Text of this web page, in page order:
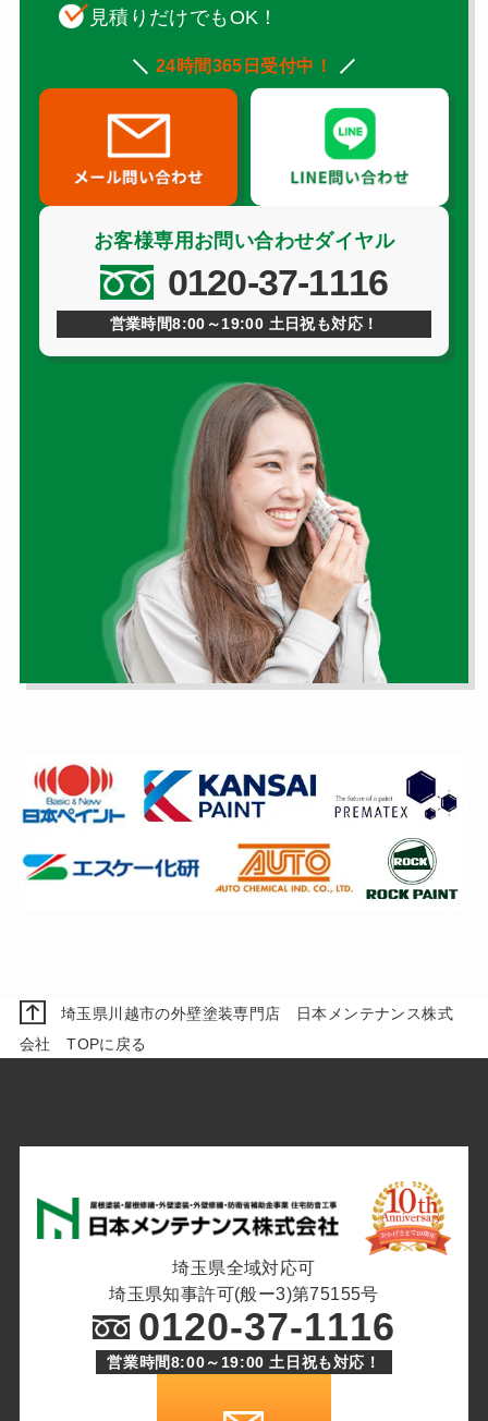
見積りだけでもOK！
24時間365日受付中！
お客様専用お問い合わせダイヤル
0120-37-1116
営業時間8:00～19:00 土日祝も対応！
埼玉県川越市の外壁塗装専門店 日本メンテナンス株式
会社 TOPに戻る
埼玉県全域対応可
埼玉県知事許可(般ー3)第75155号
0120-37-1116
営業時間8:00～19:00 土日祝も対応！